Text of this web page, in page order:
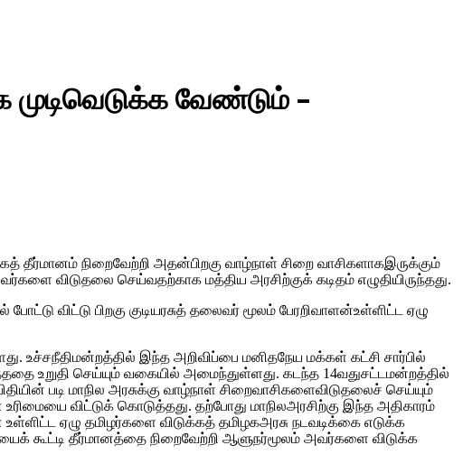
முடிவெடுக்க வேண்டும் –
நிறைவேற்றி அதன்பிறகு வாழ்நாள் சிறை வாசிகளாகஇருக்கும்
விடுதலை செய்வதற்காக மத்திய அரசிற்குக் கடிதம் எழுதியிருந்தது.
விட்டு பிறகு குடியரசுத் தலைவர் மூலம் பேரறிவாளன்உள்ளிட்ட ஏழு
உச்சநீதிமன்றத்தில் இந்த அறிவிப்பை மனிதநேய மக்கள் கட்சி சார்பில்
உறுதி செய்யும் வகையில் அமைந்துள்ளது. கடந்த 14வதுசட்டமன்றத்தில்
படி மாநில அரசுக்கு வாழ்நாள் சிறைவாசிகளைவிடுதலைச் செய்யும்
விட்டுக் கொடுத்தது. தற்போது மாநிலஅரசிற்கு இந்த அதிகாரம்
ஏழு தமிழர்களை விடுக்கத் தமிழகஅரசு நடவடிக்கை எடுக்க
கூட்டி தீர்மானத்தை நிறைவேற்றி ஆளுநர்மூலம் அவர்களை விடுக்க